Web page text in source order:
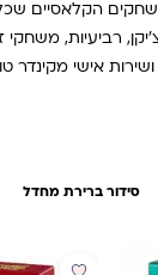
הקלאסיים שכל
משחקי
אישי מקינדר טויס!